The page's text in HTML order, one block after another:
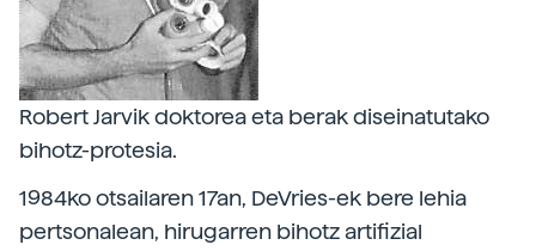
Robert Jarvik doktorea eta berak diseinatutako
bihotz-protesia.
1984ko otsailaren 17an, DeVries-ek bere lehia
pertsonalean, hirugarren bihotz artifizial